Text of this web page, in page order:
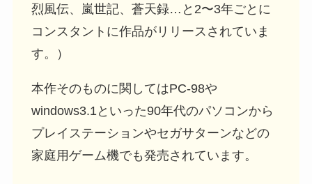
烈風伝、嵐世記、蒼天録…と2〜3年ごとに
コンスタントに作品がリリースされていま
す。）
本作そのものに関してはPC-98や
windows3.1といった90年代のパソコンから
プレイステーションやセガサターンなどの
家庭用ゲーム機でも発売されています。